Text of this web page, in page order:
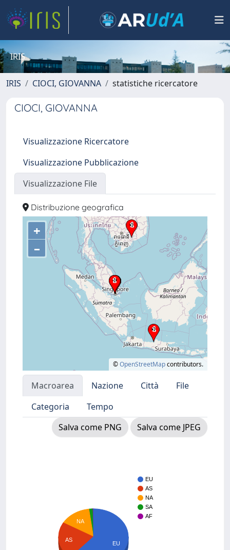
IRIS
IRIS CIOCI, GIOVANNA statistiche ricercatore
CIOCI, GIOVANNA
Visualizzazione Ricercatore
Visualizzazione Pubblicazione
Visualizzazione File
Distribuzione geografica
+
–
©OpenStreetMapcontributors.
Macroarea Nazione Città
File
Categoria
Tempo
Salva come PNG
Salva come JPEG
EU
AS
NA
SA
AF
NA
AS
EU